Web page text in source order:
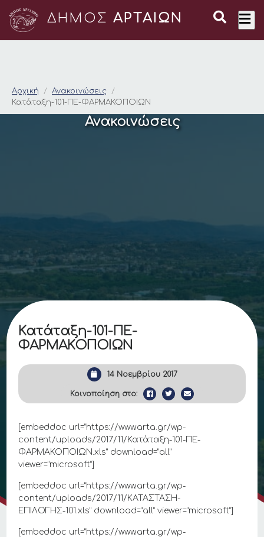
ΔΗΜΟΣ ΑΡΤΑΙΩΝ
Κατάταξη-101-ΠΕ-
Αρχική
Ανακοινώσεις
Κατάταξη-101-ΠΕ-ΦΑΡΜΑΚΟΠΟΙΩΝ
Ανακοινώσεις
Κατάταξη-101-ΠΕ-
ΦΑΡΜΑΚΟΠΟΙΩΝ
14 Νοεμβρίου 2017
Κοινοποίηση στο:
[embeddoc url=”https://www.arta.gr/wp-
content/uploads/2017/11/Κατάταξη-101-ΠΕ-
ΦΑΡΜΑΚΟΠΟΙΩΝ.xls” download=”all”
viewer=”microsoft”]
[embeddoc url=”https://www.arta.gr/wp-
content/uploads/2017/11/ΚΑΤΑΣΤΑΣΗ-
ΕΠΙΛΟΓΗΣ-101.xls” download=”all” viewer=”microsoft”]
[embeddoc url=”https://www.arta.gr/wp-